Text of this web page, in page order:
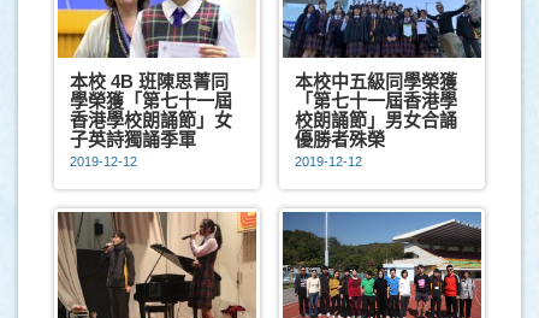
本校 4B 班陳思菁同
學榮獲「第七十一屆
香港學校朗誦節」女
子英詩獨誦季軍
2019-12-12
本校中五級同學榮獲
「第七十一屆香港學
校朗誦節」男女合誦
優勝者殊榮
2019-12-12